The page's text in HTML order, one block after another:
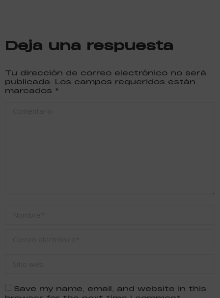
Deja una respuesta
Tu dirección de correo electrónico no será
publicada. Los campos requeridos están
marcados *
Save my name, email, and website in this